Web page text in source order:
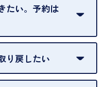
さい。
たい。予約は
はご来店の予約は承って
好きな時にお越しくださ
り戻したい
ので、買い取ったお品物